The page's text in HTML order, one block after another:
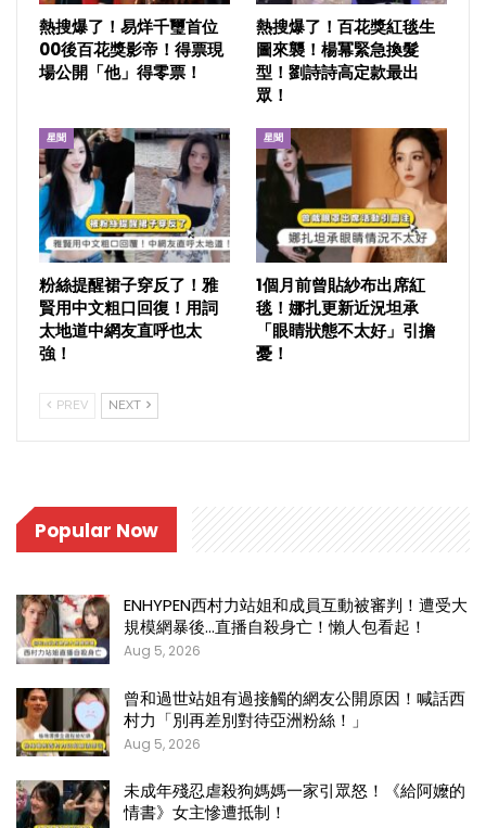
熱搜爆了！易烊千璽首位
00後百花獎影帝！得票現
場公開「他」得零票！
熱搜爆了！百花獎紅毯生
圖來襲！楊冪緊急換髮
型！劉詩詩高定款最出
眾！
星聞
粉絲提醒裙子穿反了！雅
賢用中文粗口回復！用詞
太地道中網友直呼也太
強！
星聞
1個月前曾貼紗布出席紅
毯！娜扎更新近況坦承
「眼睛狀態不太好」引擔
憂！
PREV NEXT
Popular Now
ENHYPEN西村力站姐和成員互動被審判！遭受大
規模網暴後…直播自殺身亡！懶人包看起！
Aug 5, 2026
曾和過世站姐有過接觸的網友公開原因！喊話西
村力「別再差別對待亞洲粉絲！」
Aug 5, 2026
未成年殘忍虐殺狗媽媽一家引眾怒！《給阿嬤的
情書》女主慘遭抵制！